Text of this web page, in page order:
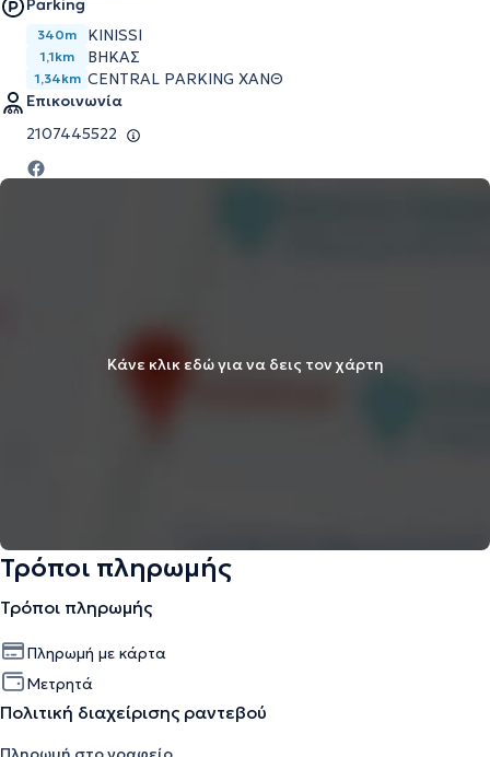
Parking
340m KINISSI
1,1km ΒΗΚΑΣ
1,34km CENTRAL PARKING ΧΑΝΘ
Επικοινωνία
2107445522
Κάνε κλικ εδώ για να δεις τον χάρτη
Τρόποι πληρωμής
Τρόποι πληρωμής
Πληρωμή με κάρτα
Μετρητά
Πολιτική διαχείρισης ραντεβού